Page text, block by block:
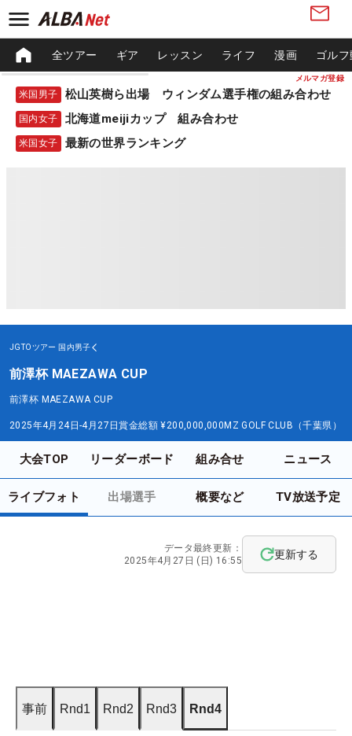
メルマガ登録
全ツアー ギア レッスン ライフ 漫画 ゴル
米国男子 松山英樹ら出場 ウィンダム選手権の組み合わせ
国内女子 北海道meijiカップ 組み合わせ
米国女子 最新の世界ランキング
JGTOツアー 国内男子
前澤杯 MAEZAWA CUP
前澤杯 MAEZAWA CUP
2025年4月24日-4月27日賞金総額 ¥200,000,000 MZ GOLF CLUB（千葉県）
大会TOP リーダーボード 組み合せ ニュース
ライブフォト 出場選手 概要など TV放送予定
データ最終更新：
2025年4月27日 (日) 16:55
更新する
事前 Rnd1 Rnd2 Rnd3 Rnd4